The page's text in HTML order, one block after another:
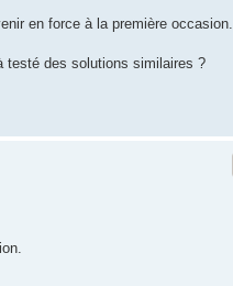
en force à la première occasion.
testé des solutions similaires ?